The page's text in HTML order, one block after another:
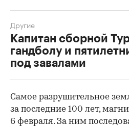
00:00 / 00:00
Капитан сборной
гандболу и
под завалами
Другие
Самое разрушительное
за последние 100 лет,
6 февраля. За ним